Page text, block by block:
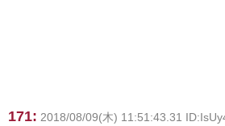
171: 2018/08/09(木) 11:51:43.31